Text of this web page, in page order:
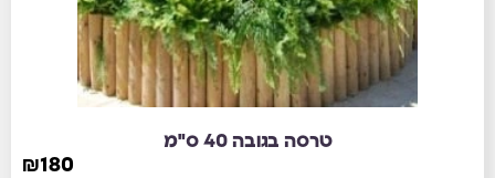
טרסה בגובה 40 ס"מ
₪180